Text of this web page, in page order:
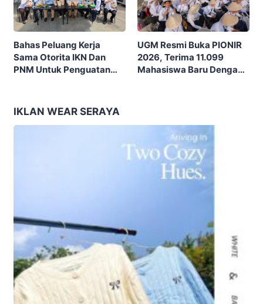
Bahas Peluang Kerja
Sama Otorita IKN Dan
PNM Untuk Penguatan
UGM Resmi Buka PIONIR
2026, Terima 11.099
Mahasiswa Baru Dengan
IKLAN WEAR SERAYA